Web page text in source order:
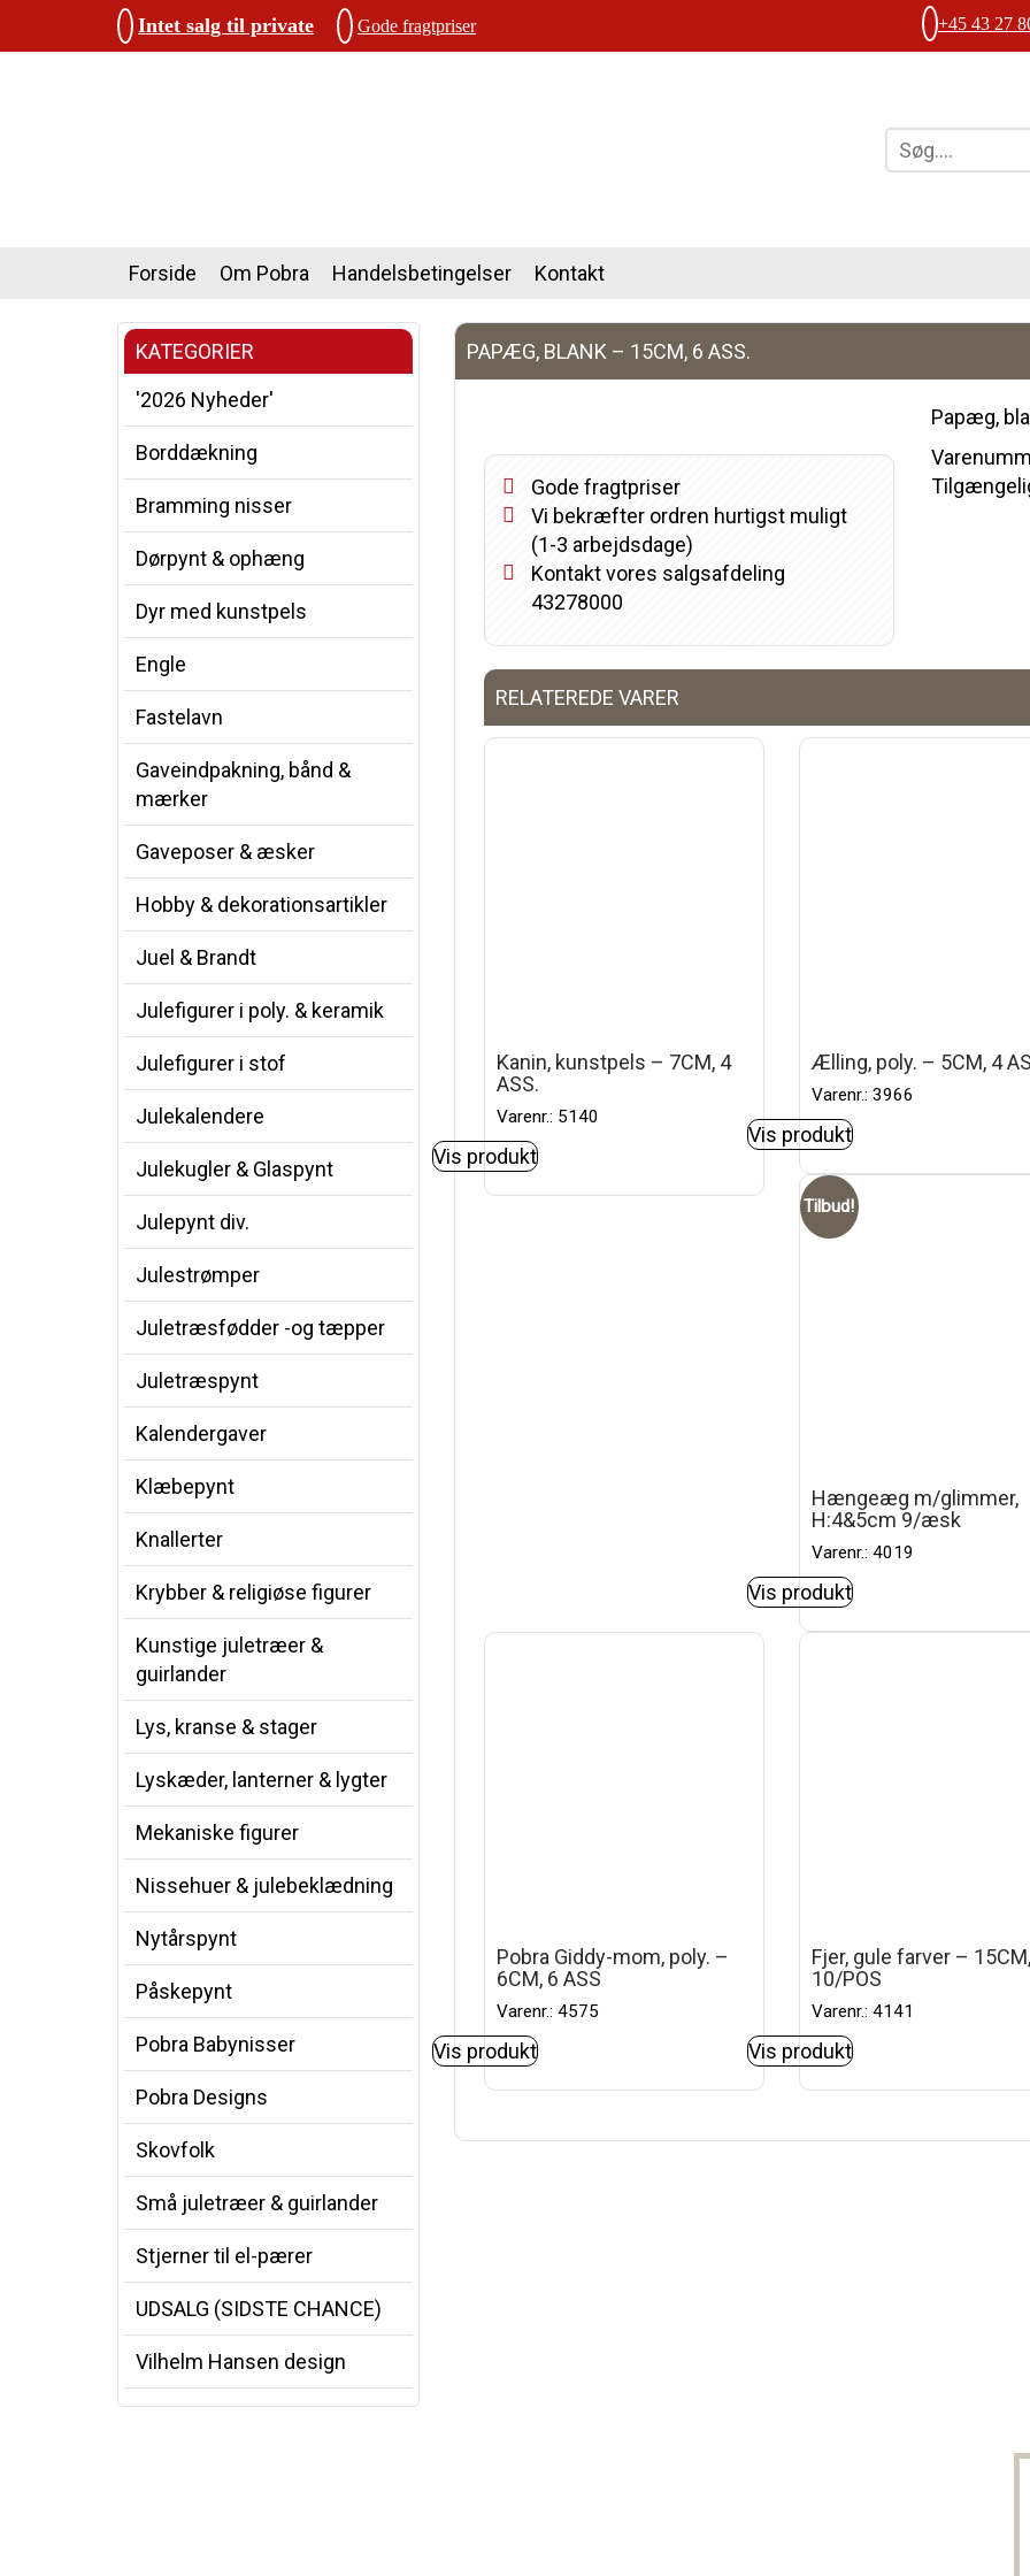
Intet salg til private Gode fragtpriser +45 43 27
Forside Om Pobra Handelsbetingelser Kontakt
KATEGORIER
'2026 Nyheder'
Borddækning
Bramming nisser
Dørpynt & ophæng
Dyr med kunstpels
Engle
Fastelavn
Gaveindpakning, bånd &
mærker
Gaveposer & æsker
Hobby & dekorationsartikler
Juel & Brandt
Julefigurer i poly. & keramik
Julefigurer i stof
Julekalendere
Julekugler & Glaspynt
Julepynt div.
Julestrømper
Juletræsfødder -og tæpper
Juletræspynt
Kalendergaver
Klæbepynt
Knallerter
Krybber & religiøse figurer
Kunstige juletræer &
guirlander
Lys, kranse & stager
Lyskæder, lanterner & lygter
Mekaniske figurer
Nissehuer & julebeklædning
Nytårspynt
Påskepynt
Pobra Babynisser
Pobra Designs
Skovfolk
Små juletræer & guirlander
Stjerner til el-pærer
UDSALG (SIDSTE CHANCE)
Vilhelm Hansen design
PAPÆG, BLANK – 15CM, 6 ASS.
Gode fragtpriser
Vi bekræfter ordren hurtigst muligt
(1-3 arbejdsdage)
Kontakt vores salgsafdeling
43278000
Papæg,
RELATEREDE VARER
Kanin, kunstpels – 7CM, 4
ASS.
Varenr.: 5140
Vis produkt
Ælling, poly. – 5CM, 4
Varenr.: 3966
Vis produkt
Tilbud!
Hængeæg m/glimmer,
H:4&5cm 9/æsk
Varenr.: 4019
Vis produkt
Pobra Giddy-mom, poly. –
6CM, 6 ASS
Varenr.: 4575
Vis produkt
Fjer, gule farver –
10/POS
Varenr.: 4141
Vis produkt